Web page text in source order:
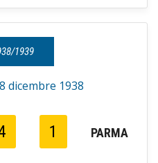
1939
dicembre 1938
1 PARMA